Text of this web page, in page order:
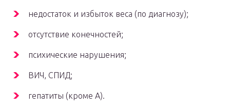
недостаток и избыток веса (по диагнозу);
отсутствие конечностей;
психические нарушения;
ВИЧ, СПИД;
гепатиты (кроме А).